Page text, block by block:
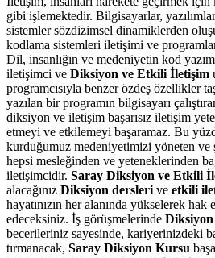
gibi işlemektedir. Bilgisayarlar,
sistemler sözdizimsel dinamiklerden
kodlama sistemleri iletişimi ve
Dil, insanlığın ve medeniyetin kod
iletişimci ve Diksiyon ve Etkili İletişim
programcısıyla benzer özdeş özellikler
yazılan bir programın bilgisayarı
diksiyon ve iletişim başarısız iletişim
etmeyi ve etkilemeyi başaramaz. Bu
kurduğumuz medeniyetimizi yöneten ve
hepsi mesleğinden ve yeteneklerinden
iletişimcidir. Saray Diksiyon ve Etkili
alacağınız Diksiyon dersleri ve etkili
hayatınızın her alanında yükselerek
edeceksiniz. İş görüşmelerinde
becerileriniz sayesinde, kariyerinizdeki
tırmanacak, Saray Diksiyon Kursu